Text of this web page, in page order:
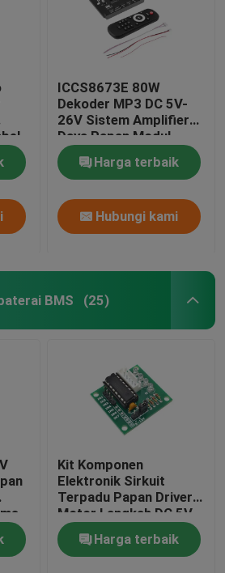
ICCS8673E 80W
Dekoder MP3 DC 5V-
26V Sistem Amplifier
Daya Papan Modul
Audio Bluetooth
Harga terbaik
Hubungi kami
BMS (25)
Kit Komponen
Elektronik Sirkuit
Terpadu Papan Driver
Motor Langkah DC 5V
Harga terbaik